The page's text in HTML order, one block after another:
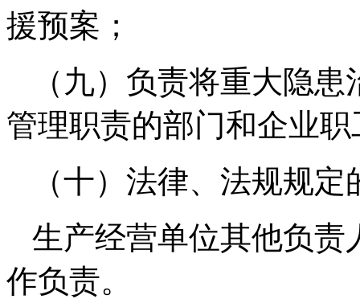
援预案；
（九）负责将重大隐
管理职责的部门和企业
（十）法律、法规规
生产经营单位其他负责
作负责。